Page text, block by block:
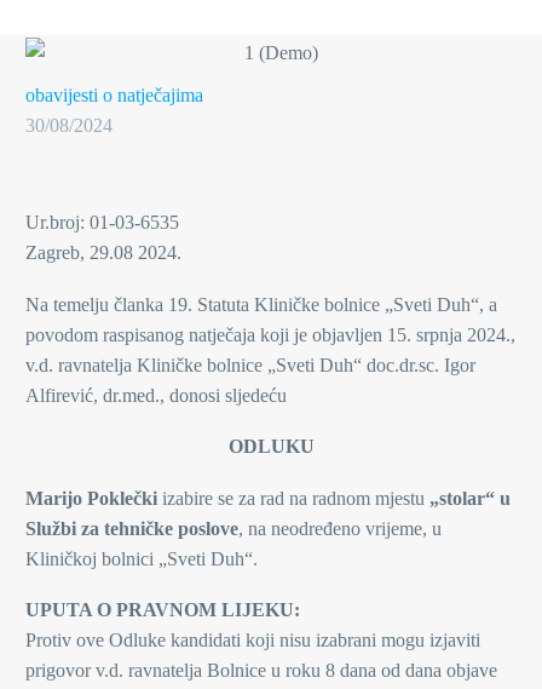
obavijesti o natječajima
30/08/2024
Ur.broj: 01-03-6535
Zagreb, 29.08 2024.
Na temelju članka 19. Statuta Kliničke bolnice „Sveti Duh“, a
povodom raspisanog natječaja koji je objavljen 15. srpnja 2024.,
v.d. ravnatelja Kliničke bolnice „Sveti Duh“ doc.dr.sc. Igor
Alfirević, dr.med., donosi sljedeću
ODLUKU
Marijo Poklečki izabire se za rad na radnom mjestu „stolar“ u
Službi za tehničke poslove, na neodređeno vrijeme, u
Kliničkoj bolnici „Sveti Duh“.
UPUTA O PRAVNOM LIJEKU:
Protiv ove Odluke kandidati koji nisu izabrani mogu izjaviti
prigovor v.d. ravnatelja Bolnice u roku 8 dana od dana objave